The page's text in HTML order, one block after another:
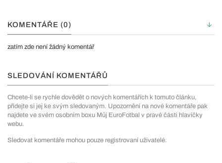
KOMENTÁŘE (0)
zatím zde není žádný komentář
SLEDOVÁNÍ KOMENTÁŘŮ
Chcete-li se rychle dovědět o nových komentářích k tomuto článku,
přidejte si jej ke svým sledovaným. Upozornění na nové komentáře pak
najdete ve svém osobním boxu Můj EuroFotbal v pravé části hlavičky
webu.
Sledovat komentáře mohou pouze registrovaní uživatelé.